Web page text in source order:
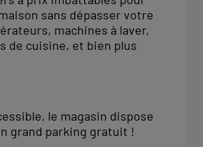
sans dépasser votre
machines à laver,
de cuisine, et bien plus
le magasin dispose
grand parking gratuit !